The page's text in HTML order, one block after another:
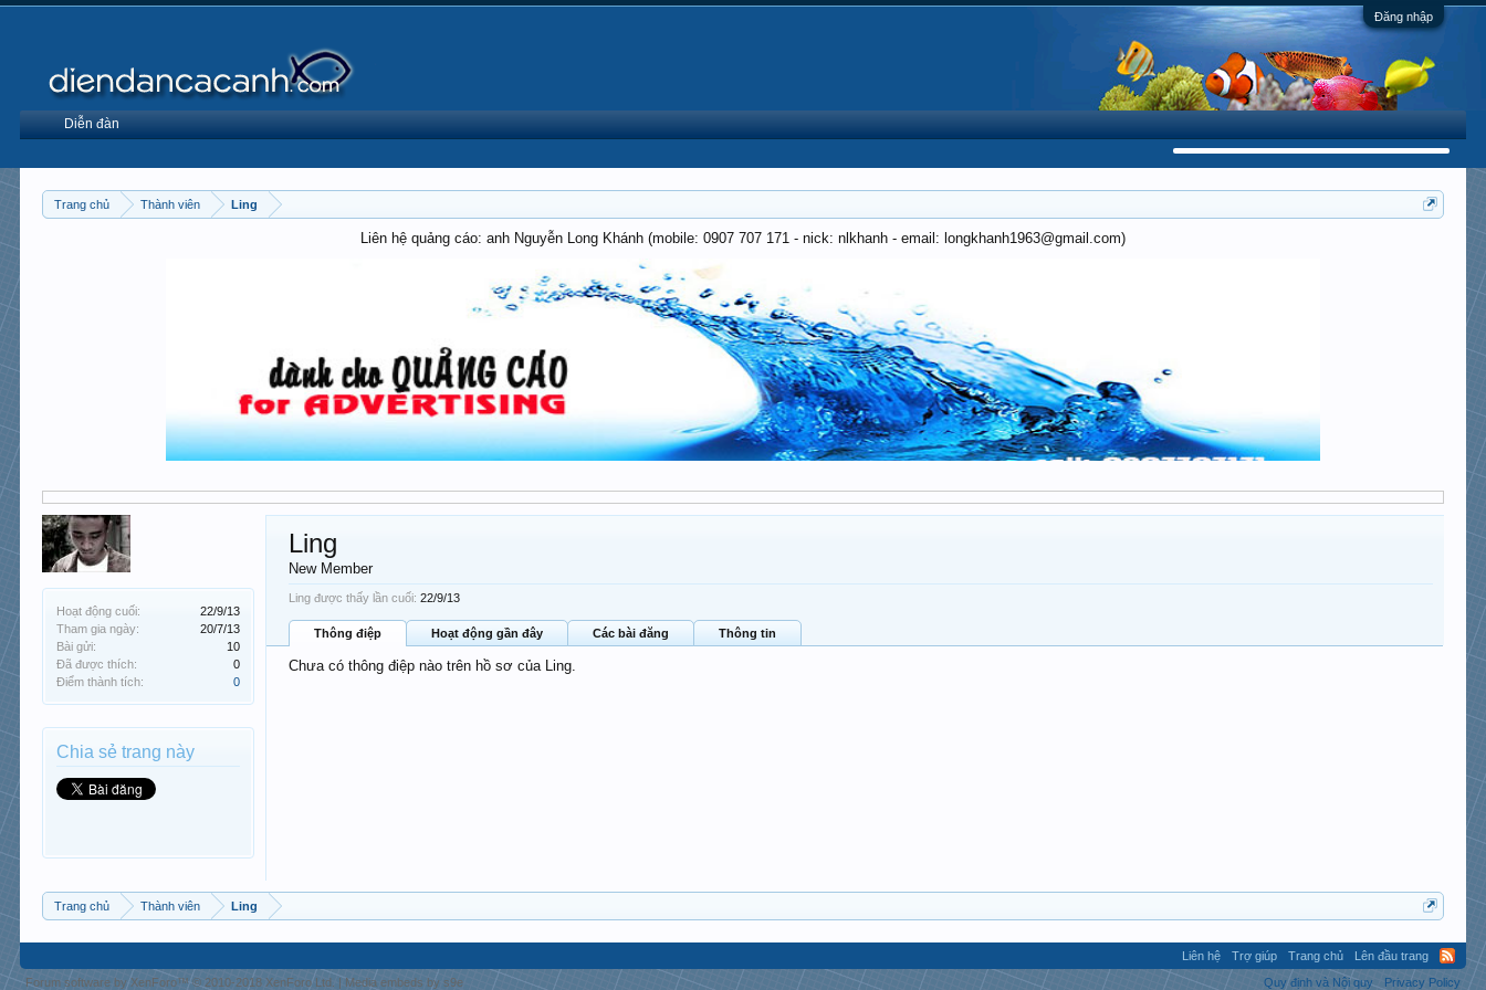
Đăng nhập
Trang chủ Thành viên Ling
Liên hệ quảng cáo: anh Nguyễn Long Khánh (mobile: 0907 707 171 - nick: nlkhanh - email: longkhanh1963@gmail.com)
Hoạt động cuối:
22/9/13
Tham gia ngày:
20/7/13
Bài gửi:
10
Đã được thích:
0
Điểm thành tích:
0
Chia sẻ trang này
Ling
New Member
Ling được thấy lần cuối: 22/9/13
Thông điệp Hoạt động gần đây Các bài đăng Thông tin
Chưa có thông điệp nào trên hồ sơ của Ling.
Trang chủ Thành viên Ling
Diễn đàn
Liên hệ Trợ giúp Trang chủ
Lên đầu trang
Quy định và Nội quy
Privacy Policy
Forum software by XenForo™ © 2010-2018 XenForo Ltd. | Media embeds by s9e